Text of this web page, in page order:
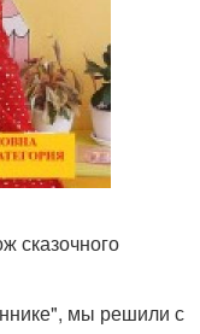
сказочного
мы решили с